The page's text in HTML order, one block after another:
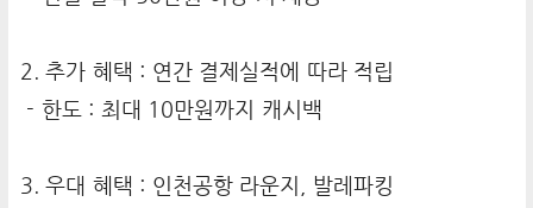
2. 추가 혜택 : 연간 결제실적에 따라 적립
- 한도 : 최대 10만원까지 캐시백
3. 우대 혜택 : 인천공항 라운지, 발레파킹